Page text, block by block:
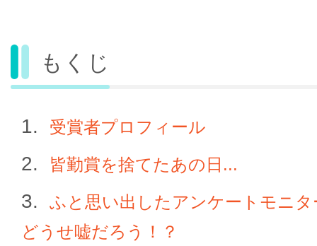
もくじ
受賞者プロフィール
皆勤賞を捨てたあの日...
ふと思い出したアンケートモニ
どうせ嘘だろう！？